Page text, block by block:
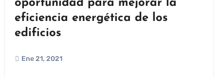
oportunidad para mejorar la
eficiencia energética de los
edificios
Ene 21, 2021